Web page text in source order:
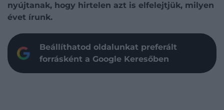
nyújtanak, hogy hirtelen azt is elfelejtjük, milyen
évet írunk.
Beállíthatod oldalunkat preferált
forrásként a Google Keresőben